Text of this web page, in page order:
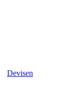
Devisen